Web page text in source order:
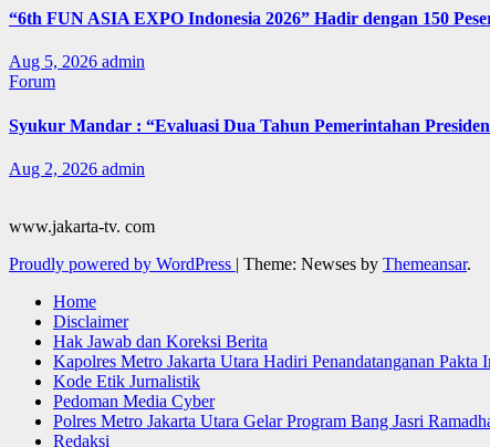
“6th FUN ASIA EXPO Indonesia 2026” Hadir dengan 150
Aug 5, 2026 admin
Forum
Syukur Mandar : “Evaluasi Dua Tahun Pemerintahan
Aug 2, 2026 admin
www.jakarta-tv. com
Proudly powered by WordPress | Theme: Newses by Themeansar.
Home
Disclaimer
Hak Jawab dan Koreksi Berita
Kapolres Metro Jakarta Utara Hadiri Penandatanganan
Kode Etik Jurnalistik
Pedoman Media Cyber
Polres Metro Jakarta Utara Gelar Program Bang Jasri
Redaksi